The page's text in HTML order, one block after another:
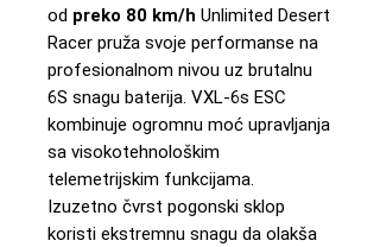
od preko 80 km/h Unlimited Desert
Racer pruža svoje performanse na
profesionalnom nivou uz brutalnu
6S snagu baterija. VXL-6s ESC
kombinuje ogromnu moć upravljanja
sa visokotehnološkim
telemetrijskim funkcijama.
Izuzetno čvrst pogonski sklop
koristi ekstremnu snagu da olakša